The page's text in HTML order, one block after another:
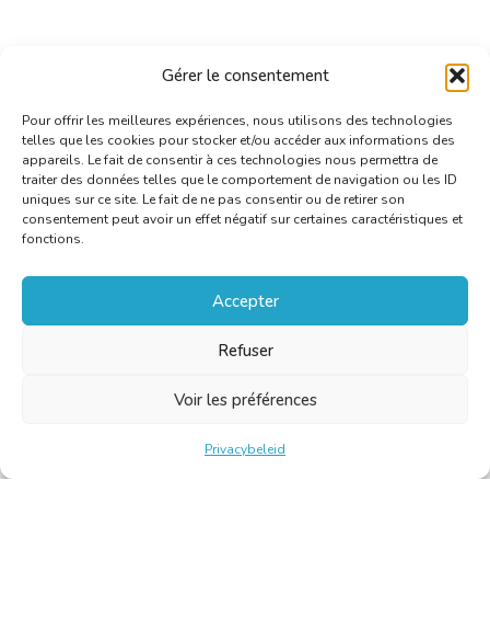
Gérer le consentement
Pour offrir les meilleures expériences, nous utilisons des technologies
telles que les cookies pour stocker et/ou accéder aux informations des
appareils. Le fait de consentir à ces technologies nous permettra de
traiter des données telles que le comportement de navigation ou les ID
uniques sur ce site. Le fait de ne pas consentir ou de retirer son
consentement peut avoir un effet négatif sur certaines caractéristiques et
fonctions.
Accepter
Refuser
Voir les préférences
Privacybeleid